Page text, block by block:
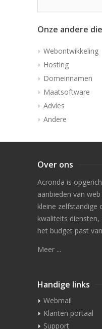
Onze andere
Webontwikkeling
Hosting
Domeinnamen
Maatsoftware
Advies
Andere
Over ons
Acronda is
aanbieden van
kleine zelfstandige
kwaliteits diensten,
het budget past
Meer ...
Handige links
Webmail
Klanten portaal
Support